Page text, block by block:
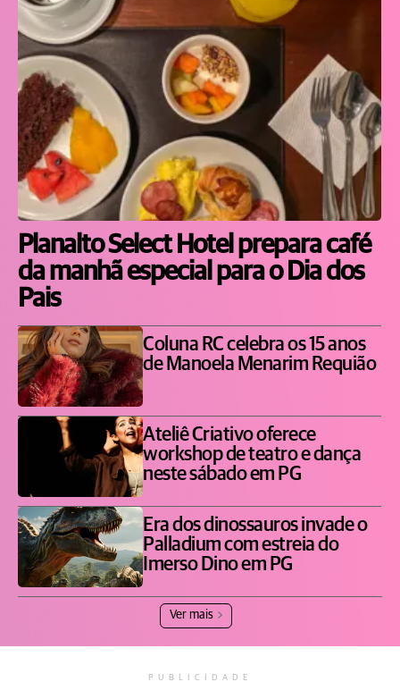
Planalto Select Hotel prepara café
da manhã especial para o Dia dos
Pais
Coluna RC celebra os 15 anos
de Manoela Menarim Requião
Ateliê Criativo oferece
workshop de teatro e dança
neste sábado em PG
Era dos dinossauros invade o
Palladium com estreia do
Imerso Dino em PG
Ver mais
PUBLICIDADE